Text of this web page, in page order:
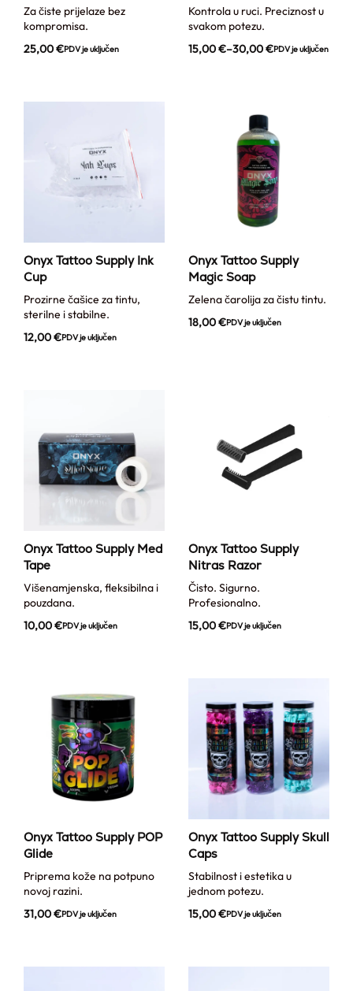
Za čiste prijelaze bez
kompromisa.
25,00€PDV je uključen
Kontrola u ruci. Preciznost u
svakom potezu.
15,00€–30,00€PDV je uključen
Onyx Tattoo Supply Ink
Cup
Prozirne čašice za tintu,
sterilne i stabilne.
12,00€PDV je uključen
Onyx Tattoo Supply
Magic Soap
Zelena čarolija za čistu tintu.
18,00€PDV je uključen
Onyx Tattoo Supply Med
Tape
Višenamjenska, fleksibilna i
pouzdana.
10,00€PDV je uključen
Onyx Tattoo Supply
Nitras Razor
Čisto. Sigurno.
Profesionalno.
15,00€PDV je uključen
Onyx Tattoo Supply POP
Glide
Priprema kože na potpuno
novoj razini.
31,00€PDV je uključen
Onyx Tattoo Supply Skull
Caps
Stabilnost i estetika u
jednom potezu.
15,00€PDV je uključen